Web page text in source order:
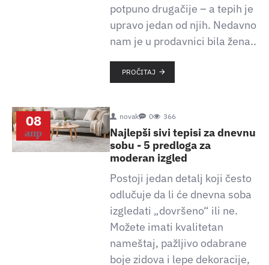
potpuno drugačije – a tepih je
upravo jedan od njih. Nedavno
nam je u prodavnici bila žena..
PROČITAJ
08
апр
novak 0 366
Najlepši sivi tepisi za dnevnu
sobu - 5 predloga za
moderan izgled
Postoji jedan detalj koji često
odlučuje da li će dnevna soba
izgledati „dovršeno“ ili ne.
Možete imati kvalitetan
nameštaj, pažljivo odabrane
boje zidova i lepe dekoracije,